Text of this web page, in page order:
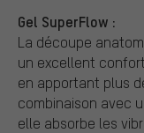
Gel SuperFlow :
La découpe
un excellent
en apportant plus
combinaison avec
elle absorbe les